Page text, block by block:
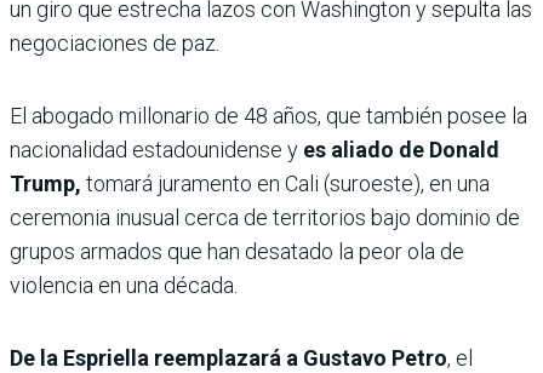
un giro que estrecha lazos con Washington y sepulta las
negociaciones de paz.
El abogado millonario de 48 años, que también posee la
nacionalidad estadounidense y es aliado de Donald
Trump, tomará juramento en Cali (suroeste), en una
ceremonia inusual cerca de territorios bajo dominio de
grupos armados que han desatado la peor ola de
violencia en una década.
De la Espriella reemplazará a Gustavo Petro, el